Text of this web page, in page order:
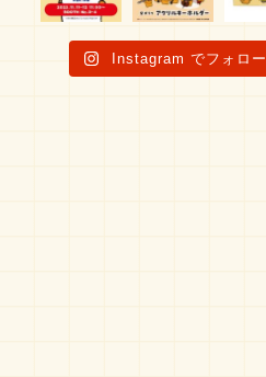
Instagram でフォロー